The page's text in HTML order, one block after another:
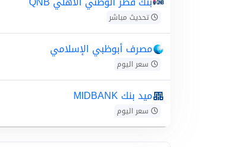
تحديث مباشر
مصرف أبوظبي الإسلامي
سعر اليوم
ميد بنك MIDBANK
سعر اليوم